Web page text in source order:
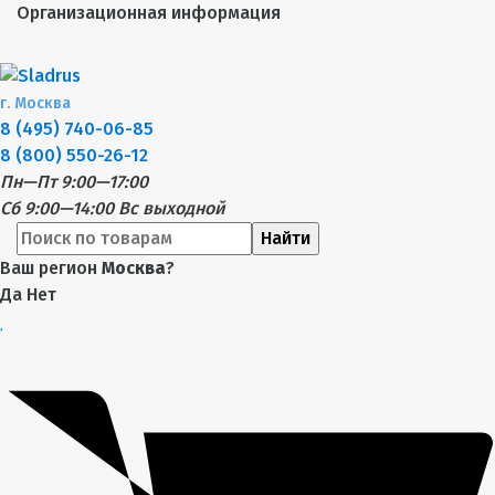
Организационная информация
г. Москва
8 (495) 740-06-85
8 (800) 550-26-12
Пн—Пт 9:00—17:00
Сб 9:00—14:00 Вс выходной
Найти
Ваш регион Москва?
Да Нет